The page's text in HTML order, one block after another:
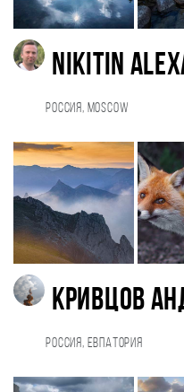
Nikitin
Россия, Moscow
Кривцов
Россия, Евпатория